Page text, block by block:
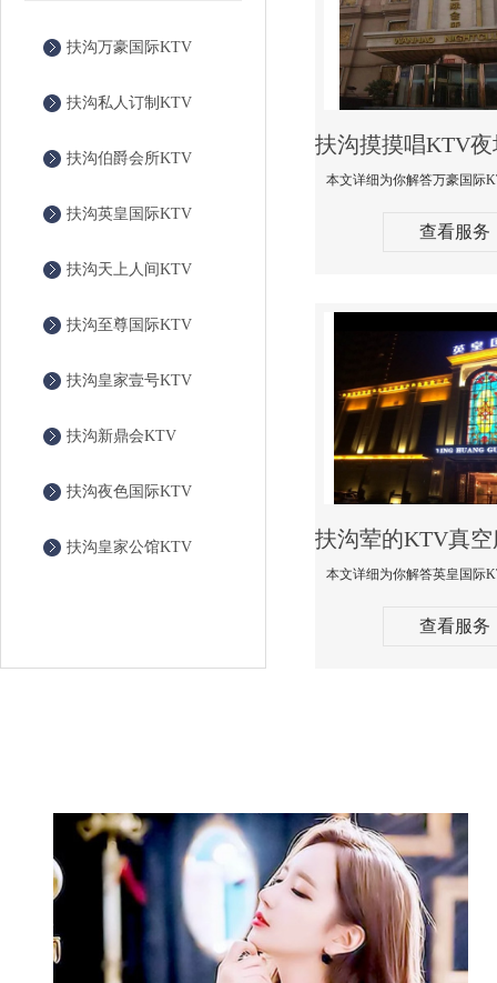
扶沟万豪国际KTV
扶沟私人订制KTV
扶沟伯爵会所KTV
扶沟英皇国际KTV
扶沟天上人间KTV
扶沟至尊国际KTV
扶沟皇家壹号KTV
扶沟新鼎会KTV
扶沟夜色国际KTV
扶沟皇家公馆KTV
查看服务
查看服务